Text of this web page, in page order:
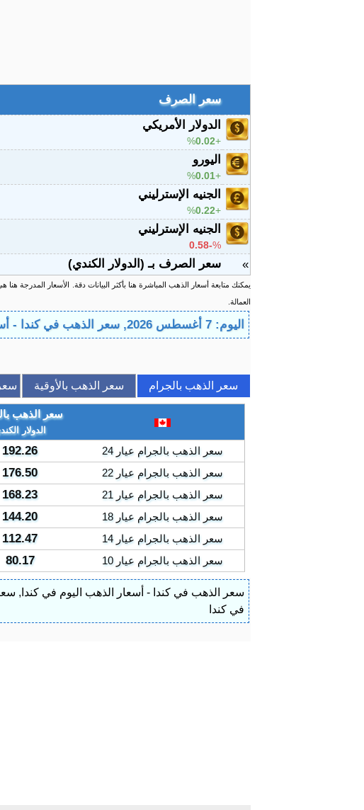
سعر الصرف
الدولار الأمريكي
%0.02
اليورو
%0.01
الجنيه الإسترليني
%0.22
الجنيه الإسترليني
%
-0.58
» سعر الصرف بـ (الدولار الكندي)
يمكنك متابعة أسعار الذهب المباشرة هنا بأكثر البيانات دقة.
الأسعار المدرجة
العمالة.
اليوم: 7 أغسطس 2026, سعر الذهب في كندا - أسعار الذهب اليوم في كندا
سعر الذهب بالجرام سعر الذهب بالأوقية
سعر الذهب
الدولار
سعر الذهب بالجرام عيار 24 192.26
سعر الذهب بالجرام عيار 22
176.50
سعر الذهب بالجرام عيار 21
168.23
سعر الذهب بالجرام عيار 18
144.20
سعر الذهب بالجرام عيار 14
112.47
سعر الذهب بالجرام عيار 10
80.17
سعر الذهب في كندا - أسعار الذهب اليوم في كندا ,
في كندا